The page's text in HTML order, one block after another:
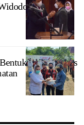
Ingin
Gugus Tugas